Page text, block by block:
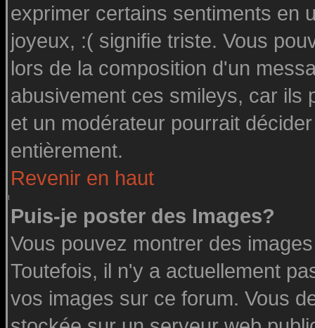
exprimer certains sentiments en
joyeux, :( signifie triste. Vous
lors de la composition d'un
abusivement ces smileys, car ils
et un modérateur pourrait
entièrement.
Revenir en haut
Puis-je poster des Images?
Vous pouvez montrer des
Toutefois, il n'y a actuellement
vos images sur ce forum. Vous